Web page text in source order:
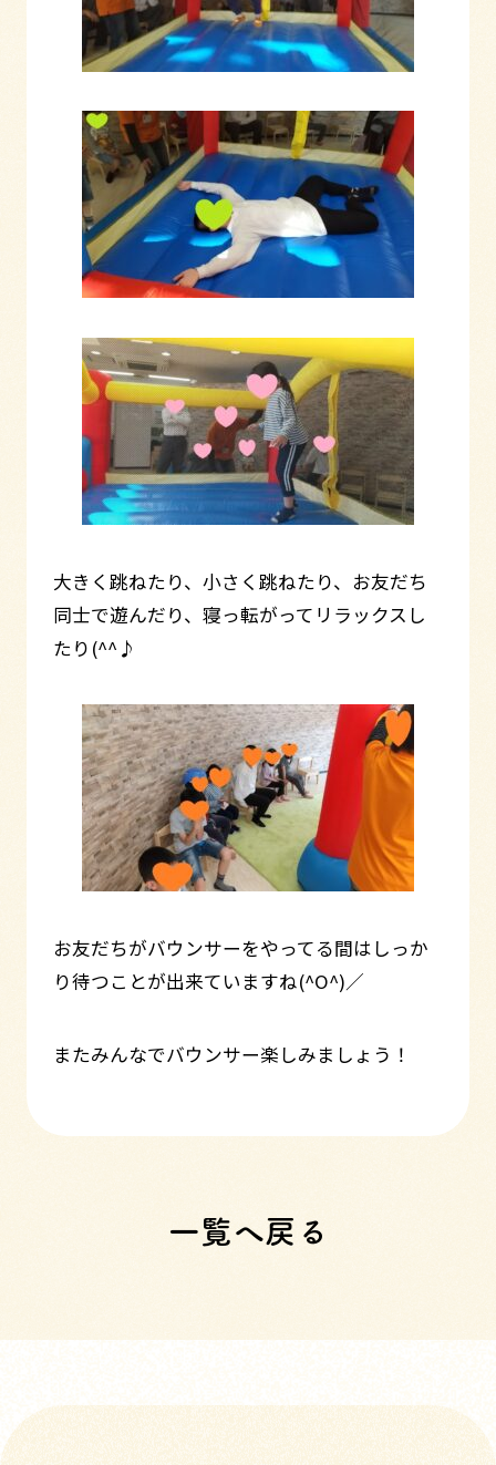
大きく跳ねたり、小さく跳ねたり、お友だち
同士で遊んだり、寝っ転がってリラックスし
たり(^^♪
お友だちがバウンサーをやってる間はしっか
り待つことが出来ていますね(^O^)／
またみんなでバウンサー楽しみましょう！
一覧へ戻る